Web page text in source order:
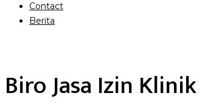
Contact
Berita
Biro Jasa Izin Klinik